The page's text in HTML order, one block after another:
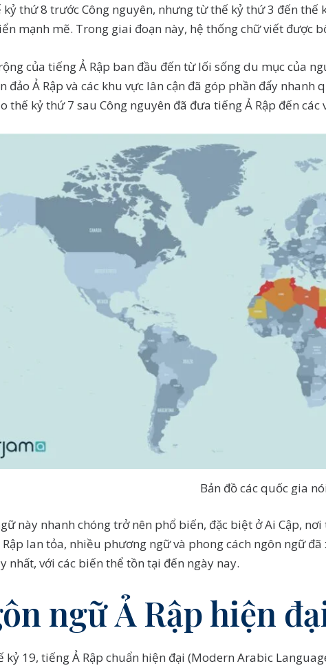
kỷ thứ 8 trước Công nguyên, nhưng từ thế kỷ thứ 3 đến thế
mạnh mẽ. Trong giai đoạn này, hệ thống chữ viết được
của tiếng Ả Rập ban đầu đến từ lối sống du mục của
đảo Ả Rập và các khu vực lân cận đã góp phần đẩy
thế kỷ thứ 7 sau Công nguyên đã đưa tiếng Ả Rập đến
Bản đồ các quốc gia
này nhanh chóng trở nên phổ biến, đặc biệt ở Ai Cập,
lan tỏa, nhiều phương ngữ và phong cách ngôn ngữ
nhất, với các biến thể tồn tại đến ngày nay.
ngữ Ả Rập hiện
kỷ 19, tiếng Ả Rập chuẩn hiện đại (Modern Arabic